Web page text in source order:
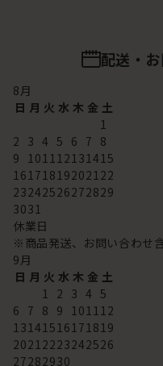
配送・
8 月
日 月 火 水 木 金 土
1
2 3 4 5 6 7 8
9
10 11 12 13 14 15
16 17 18 192021 22
23242526272829
3031
休業日
※商品発送、お問い合わせ含
9 月
日 月 火 水 木 金 土
1
2 3 4 5
6 7 8 9 10 11 12
13 14 15 16 17 18 19
2021 2223242526
27282930